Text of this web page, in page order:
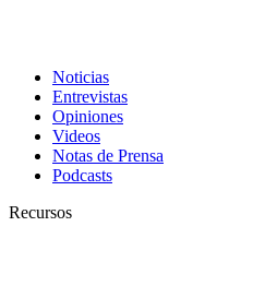
Noticias
Entrevistas
Opiniones
Videos
Notas de Prensa
Podcasts
Recursos